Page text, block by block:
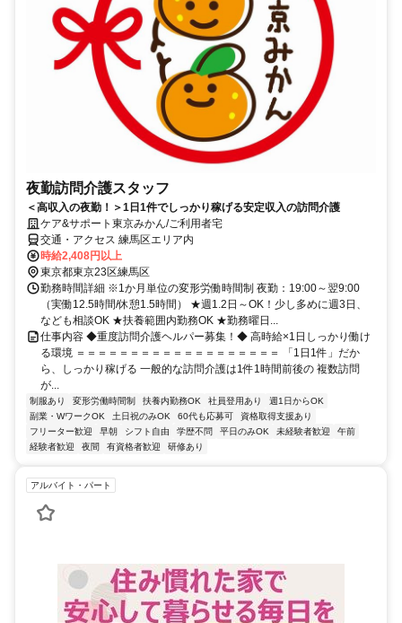
夜勤訪問介護スタッフ
＜高収入の夜勤！＞1日1件でしっかり稼げる安定収入の訪問介護
ケア&サポート東京みかん/ご利用者宅
交通・アクセス 練馬区エリア内
時給2,408円以上
東京都東京23区練馬区
勤務時間詳細 ※1か月単位の変形労働時間制 夜勤：19:00～翌9:00
（実働12.5時間/休憩1.5時間） ★週1.2日～OK！少し多めに週3日、
なども相談OK ★扶養範囲内勤務OK ★勤務曜日...
仕事内容 ◆重度訪問介護ヘルパー募集！◆ 高時給×1日しっかり働け
る環境 ＝＝＝＝＝＝＝＝＝＝＝＝＝＝＝＝＝＝＝ 「1日1件」だか
ら、しっかり稼げる 一般的な訪問介護は1件1時間前後の 複数訪問
が...
制服あり 変形労働時間制 扶養内勤務OK 社員登用あり
週1日からOK
副業・WワークOK
土日祝のみOK 60代も応募可
資格取得支援あり
フリーター歓迎
早朝 シフト自由 学歴不問 平日のみOK 未経験者歓迎
午前
経験者歓迎
夜間 有資格者歓迎 研修あり
アルバイト・パート